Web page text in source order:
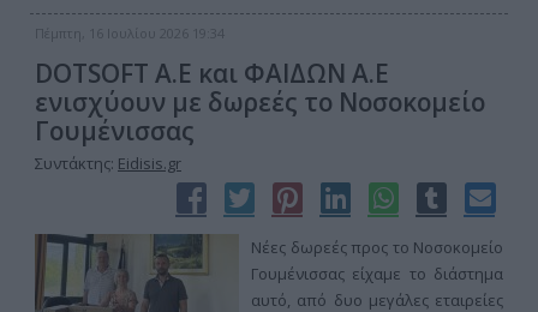
Πέμπτη, 16 Ιουλίου 2026 19:34
DOTSOFT A.E και ΦΑΙΔΩΝ Α.Ε
ενισχύουν με δωρεές το Νοσοκομείο
Γουμένισσας
Συντάκτης: Eidisis.gr
Νέες δωρεές προς το Νοσοκομείο
Γουμένισσας είχαμε το διάστημα
αυτό, από δυο μεγάλες εταιρείες